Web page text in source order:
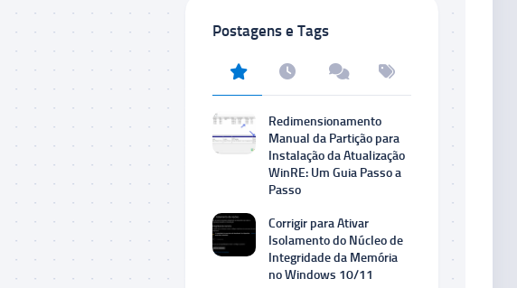
Postagens e Tags
Redimensionamento
Manual da Partição para
Instalação da Atualização
WinRE: Um Guia Passo a
Passo
Corrigir para Ativar
Isolamento do Núcleo de
Integridade da Memória
no Windows 10/11